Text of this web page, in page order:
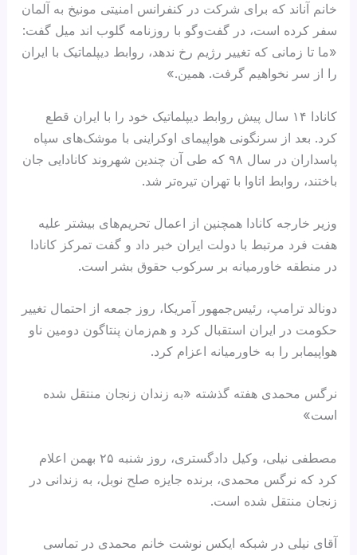
خانم آناند که برای شرکت در کنفرانس امنیتی مونیخ به آلمان
سفر کرده است، در گفت‌وگو با روزنامه گلوب اند میل گفت:
«ما تا زمانی که تغییر رژیم رخ ندهد، روابط دیپلماتیک با ایران
را از سر نخواهیم گرفت. همین.»
کانادا ۱۴ سال پیش روابط دیپلماتیک خود را با ایران قطع
کرد. بعد از سرنگونی هواپیمای اوکراینی با موشک‌های سپاه
پاسداران در سال ۹۸ که طی آن چندین شهروند کانادایی جان
باختند، روابط اتاوا با تهران تیره‌تر شد.
وزیر خارجه کانادا همچنین از اعمال تحریم‌های بیشتر علیه
هفت فرد مرتبط با دولت ایران خبر داد و گفت تمرکز کانادا
در منطقه خاورمیانه بر سرکوب حقوق بشر است.
دونالد ترامپ، رئیس‌جمهور آمریکا، روز جمعه از احتمال تغییر
حکومت در ایران استقبال کرد و هم‌زمان پنتاگون دومین ناو
هواپیمابر را به خاورمیانه اعزام کرد.
نرگس محمدی هفته گذشته «به زندان زنجان منتقل شده
است»
مصطفی نیلی، وکیل دادگستری، روز شنبه ۲۵ بهمن اعلام
کرد که نرگس محمدی، برنده جایزه صلح نوبل، به زندانی در
زنجان منتقل شده است.
آقای نیلی در شبکه ایکس نوشت خانم محمدی در تماسی